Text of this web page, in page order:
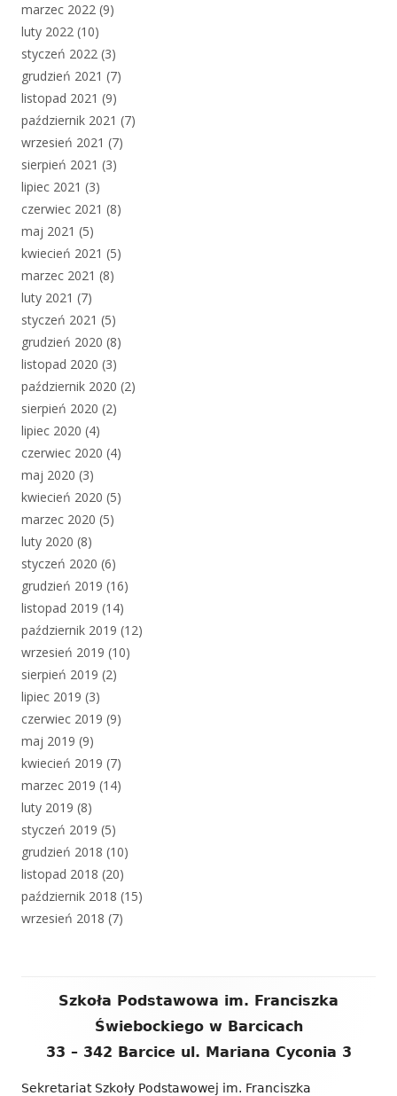
marzec 2022 (9)
luty 2022 (10)
styczeń 2022 (3)
grudzień 2021 (7)
listopad 2021 (9)
październik 2021 (7)
wrzesień 2021 (7)
sierpień 2021 (3)
lipiec 2021 (3)
czerwiec 2021 (8)
maj 2021 (5)
kwiecień 2021 (5)
marzec 2021 (8)
luty 2021 (7)
styczeń 2021 (5)
grudzień 2020 (8)
listopad 2020 (3)
październik 2020 (2)
sierpień 2020 (2)
lipiec 2020 (4)
czerwiec 2020 (4)
maj 2020 (3)
kwiecień 2020 (5)
marzec 2020 (5)
luty 2020 (8)
styczeń 2020 (6)
grudzień 2019 (16)
listopad 2019 (14)
październik 2019 (12)
wrzesień 2019 (10)
sierpień 2019 (2)
lipiec 2019 (3)
czerwiec 2019 (9)
maj 2019 (9)
kwiecień 2019 (7)
marzec 2019 (14)
luty 2019 (8)
styczeń 2019 (5)
grudzień 2018 (10)
listopad 2018 (20)
październik 2018 (15)
wrzesień 2018 (7)
Zawartość
Szkoła Podstawowa im. Franciszka
Świebockiego w Barcicach
33 – 342 Barcice ul. Mariana Cyconia 3
Sekretariat Szkoły Podstawowej im. Franciszka